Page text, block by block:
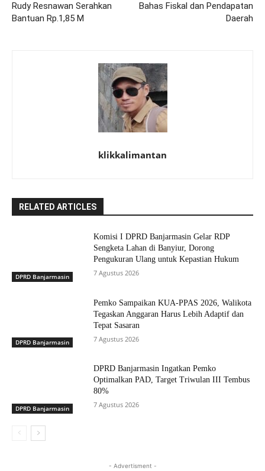
Rudy Resnawan Serahkan
Bantuan Rp.1,85 M
Bahas Fiskal dan Pendapatan
Daerah
klikkalimantan
RELATED ARTICLES
DPRD Banjarmasin
Komisi I DPRD Banjarmasin Gelar RDP
Sengketa Lahan di Banyiur, Dorong
Pengukuran Ulang untuk Kepastian Hukum
7 Agustus 2026
DPRD Banjarmasin
Pemko Sampaikan KUA-PPAS 2026, Walikota
Tegaskan Anggaran Harus Lebih Adaptif dan
Tepat Sasaran
7 Agustus 2026
DPRD Banjarmasin
DPRD Banjarmasin Ingatkan Pemko
Optimalkan PAD, Target Triwulan III Tembus
80%
7 Agustus 2026
- Advertisment -